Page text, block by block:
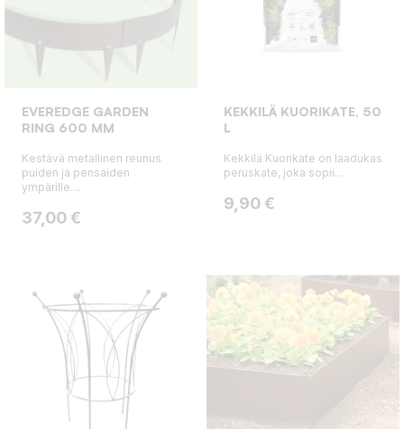
EVEREDGE GARDEN
RING 600 MM
Kestävä metallinen reunus
puiden ja pensaiden
ympärille....
Hinta
37,00 €
KEKKILÄ KUORIKATE, 50
L
Kekkilä Kuorikate on laadukas
peruskate, joka sopii...
Hinta
9,90 €